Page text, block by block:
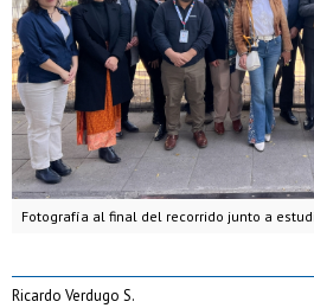
Fotografía al final del recorrido junto a
Ricardo Verdugo S.